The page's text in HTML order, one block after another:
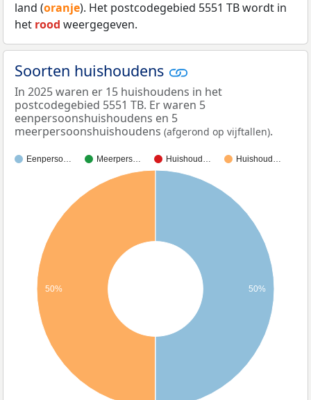
land (oranje). Het postcodegebied 5551 TB wordt in
het rood weergegeven.
Soorten huishoudens
In 2025 waren er 15 huishoudens in het
postcodegebied 5551 TB. Er waren 5
eenpersoonshuishoudens en 5
meerpersoonshuishoudens (afgerond op vijftallen).
Eenperso… Meerpers… Huishoud… Huishoud…
50% 50%